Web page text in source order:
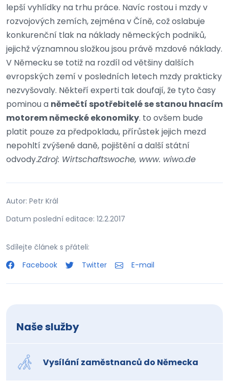
lepší vyhlídky na trhu práce. Navíc rostou i mzdy v
rozvojových zemích, zejména v Číně, což oslabuje
konkurenční tlak na náklady německých podniků,
jejichž významnou složkou jsou právě mzdové náklady.
V Německu se totiž na rozdíl od většiny dalších
evropských zemí v posledních letech mzdy prakticky
nezvyšovaly. Někteří experti tak doufají, že tyto časy
pominou a němečtí spotřebitelé se stanou hnacím
motorem německé ekonomiky. to ovšem bude
platit pouze za předpokladu, přírůstek jejich mezd
nepohltí zvýšené daně, pojištění a další státní
odvody.Zdroj: Wirtschaftswoche, www. wiwo.de
Autor: Petr Král
Datum poslední editace: 12.2.2017
Sdílejte článek s přáteli:
Facebook
Twitter E-mail
Naše služby
Vysílání zaměstnanců do Německa